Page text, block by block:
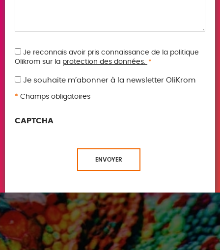
RGPD
*
Je reconnais avoir pris connaissance de la politique
Olikrom sur la protection des données. *
Je souhaite m’abonner à la newsletter OliKrom
* Champs obligatoires
CAPTCHA
ENVOYER